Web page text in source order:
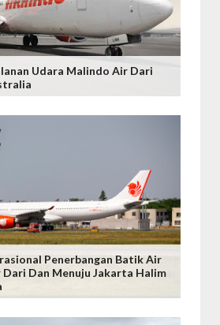
Udara Malindo Air Dari
Penerbangan Batik Air
Dan Menuju Jakarta Halim